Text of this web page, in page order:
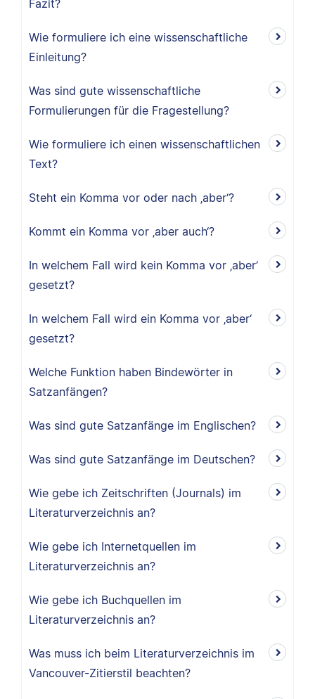
Fazit?
Wie formuliere ich eine wissenschaftliche
Einleitung?
Was sind gute wissenschaftliche
Formulierungen für die Fragestellung?
Wie formuliere ich einen wissenschaftlichen
Text?
Steht ein Komma vor oder nach ‚aber‘?
Kommt ein Komma vor ‚aber auch‘?
In welchem Fall wird kein Komma vor ‚aber‘
gesetzt?
In welchem Fall wird ein Komma vor ‚aber‘
gesetzt?
Welche Funktion haben Bindewörter in
Satzanfängen?
Was sind gute Satzanfänge im Englischen?
Was sind gute Satzanfänge im Deutschen?
Wie gebe ich Zeitschriften (Journals) im
Literaturverzeichnis an?
Wie gebe ich Internetquellen im
Literaturverzeichnis an?
Wie gebe ich Buchquellen im
Literaturverzeichnis an?
Was muss ich beim Literaturverzeichnis im
Vancouver-Zitierstil beachten?